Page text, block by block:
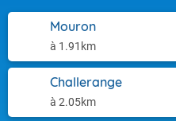
Mouron
à 1.91km
Challerange
à 2.05km